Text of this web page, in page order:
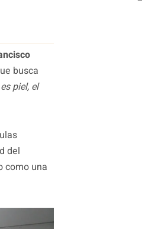
busca
piel, el
del
como una